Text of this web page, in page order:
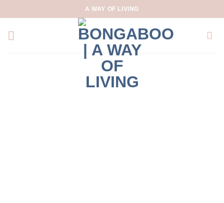
to
content
A WAY OF LIVING